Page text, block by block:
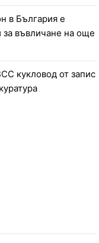
в България е
за въвличане на още
кукловод от запис